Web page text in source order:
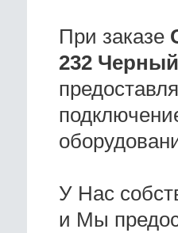
При заказе
232
У Нас
и Мы